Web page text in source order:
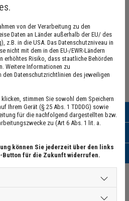
inaktiv
Einstellungen kann
nicht geladen werden.
Modul sehen möchten,
von der Verarbeitung zu den
Daten an Länder außerhalb der EU/ des
z.B. in die USA. Das Datenschutzniveau in
nicht mit dem in den EU-/EWR-Ländern
erhöhtes Risiko, dass staatliche Behörden
Weitere Informationen zu
den Datenschutzrichtlinien des jeweiligen
klicken, stimmen Sie sowohl dem Speichern
Ihrem Gerät (§ 25 Abs. 1 TDDDG) sowie
für die nachfolgend dargestellten bzw.
zu (Art 6 Abs. 1 lit. a.
können Sie jederzeit über den links
Button für die Zukunft widerrufen.